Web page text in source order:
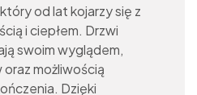
od lat kojarzy się z
i ciepłem. Drzwi
swoim wyglądem,
możliwością
Dzięki